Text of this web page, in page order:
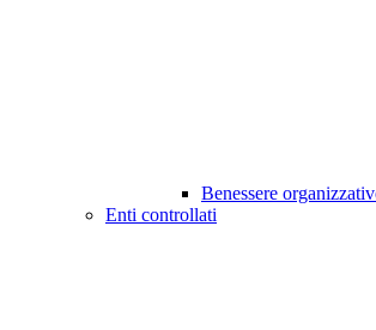
Benessere
Enti controllati